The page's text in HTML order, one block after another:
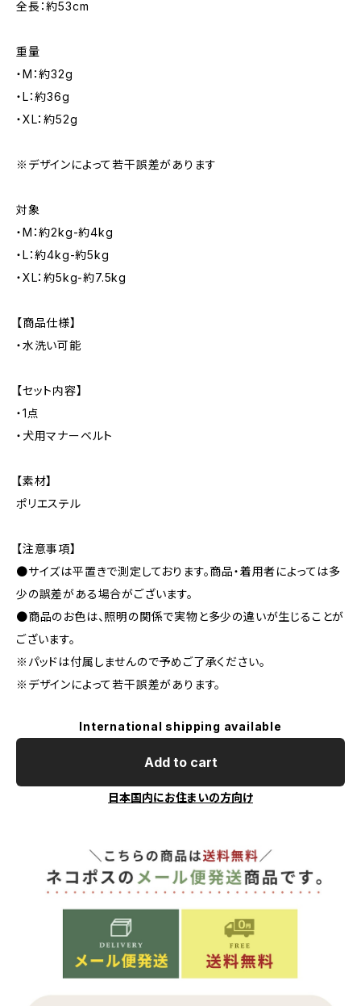
全長：約53cm
重量
・M：約32g
・L：約36g
・XL：約52g
※デザインによって若干誤差があります
対象
・M：約2kg-約4kg
・L：約4kg-約5kg
・XL：約5kg-約7.5kg
【商品仕様】
・水洗い可能
【セット内容】
・1点
・犬用マナーベルト
【素材】
ポリエステル
【注意事項】
●サイズは平置きで測定しております。商品・着用者によっては多
少の誤差がある場合がございます。
●商品のお色は、照明の関係で実物と多少の違いが生じることが
ございます。
※パッドは付属しませんので予めご了承ください。
※デザインによって若干誤差があります。
International shipping available
Add to cart
日本国内にお住まいの方向け